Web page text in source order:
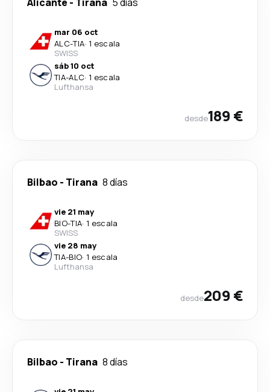
mar 06 oct
ALC-TIA· 1 escala
SWISS
sáb 10 oct
TIA-ALC· 1 escala
Lufthansa
desde189 €
Bilbao - Tirana 8 días
vie 21 may
BIO-TIA· 1 escala
SWISS
vie 28 may
TIA-BIO· 1 escala
Lufthansa
desde209 €
Bilbao - Tirana 8 días